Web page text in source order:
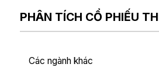
PHÂN TÍCH CỔ PHIẾU
Các ngành khác